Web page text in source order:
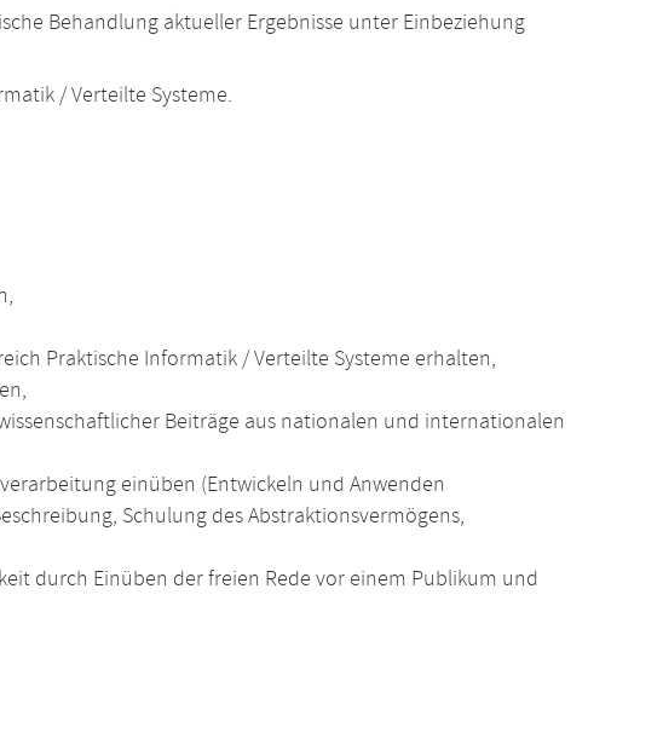
Behandlung aktueller Ergebnisse unter Einbeziehung
/ Verteilte Systeme.
Praktische Informatik / Verteilte Systeme erhalten,
Beiträge aus nationalen und internationalen
einüben (Entwickeln und Anwenden
Schulung des Abstraktionsvermögens,
durch Einüben der freien Rede vor einem Publikum und